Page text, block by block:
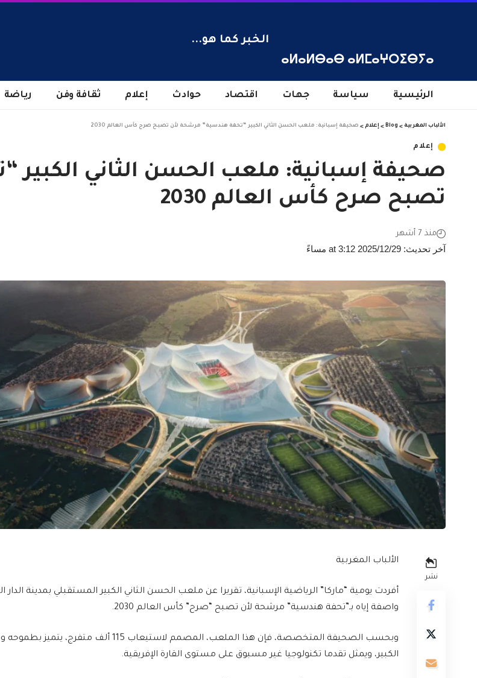
ⴰⵍⴰⵍⴱⴰⴱ ⴰⵍⵎⴰⵖⵔⵉⴱⵢⴰ
الخبر كما هو...
الرئيسية سياسة جهات اقتصاد حوادث إعلام ثقافة وفن رياضة
الألباب المغربية >
Blog
> إعلام > صحيفة إسبانية: ملعب الحسن الثاني الكبير “تحفة هندسية” مرشحة لأن تصبح صرح كأس العالم 2030
إعلام
صحيفة إسبانية: ملعب الحسن الثاني
تصبح صرح كأس العالم 2030
آخر تحديث: 2025/12/29 at 3:12 مساءً
منذ 7 أشهر
نشر
الألباب المغربية
أفردت يومية “ماركا” الرياضية الإسبانية، تقريرا عن ملعب الحسن الثاني الكبير المستقبلي بمدينة الدار
واصفة إياه بـ”تحفة هندسية” مرشحة لأن تصبح “صرح” كأس العالم 2030.
وبحسب الصحيفة المتخصصة، فإن هذا الملعب، المصمم لاستيعاب 115 ألف متفرج،
الكبير، ويمثل تقدما تكنولوجيا غير مسبوق على مستوى القارة الإفريقية.